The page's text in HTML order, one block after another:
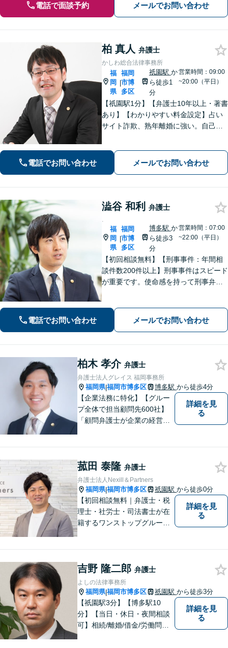
電話で面談予約 メールでお問い合わせ
柏 真人 弁護士
かしわ総合法律事務所
福
岡
県
|
福岡
市博
多区
祇園駅 か
ら徒歩1
分
営業時間：09:00
~20:00（平日）
【祇園駅1分】【弁護士10年以上・著書
あり】【わかりやすい料金設定】占い
サイト詐欺、熟年離婚に強い。自己破
詐欺、刑事事件（博多警察署まで徒歩5
分）や相続にも対応。
電話でお問い合わせ メールでお問い合わせ
澁谷 和利 弁護士
.
福
岡
県
|
福岡
市博
多区
博多駅 か
ら徒歩3
分
営業時間：07:00
~22:00（平日）
【初回相談無料】【刑事事件：年間相
談件数200件以上】刑事事件はスピード
が重要です。使命感を持って刑事弁護
対応可能：通訳を介さず英語で直接サ
ポート】
電話でお問い合わせ メールでお問い合わせ
柏木 孝介 弁護士
弁護士法人グレイス 福岡事務所
福岡県|福岡市博多区 博多駅 から徒歩4分
【企業法務に特化】【グルー
プ全体で担当顧問先600社】
「顧問弁護士が企業の経営者
顧問先は600社に昇ります。
まずは、お気軽にご相談くだ
さい。
詳細を見
る
菰田 泰隆 弁護士
弁護士法人Nexill＆Partners
福岡県|福岡市博多区 祇園駅 から徒歩0分
【初回相談無料｜弁護士・税
理士・社労士・司法書士が在
籍するワンストップグルー
等複数士業の知識が必要な案
件を一括して対応。九州トッ
プクラスの豊富な実績。
詳細を見
る
吉野 隆二郎 弁護士
よしの法律事務所
福岡県|福岡市博多区 祇園駅 から徒歩3分
【祇園駅3分】【博多駅10
分】【当日・休日・夜間相談
可】相続/離婚/借金/労働問題/
詳細を見
る